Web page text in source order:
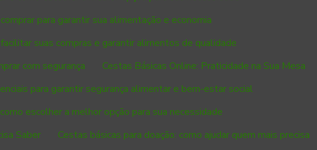
para garantir sua alimentação e economia
suas compras e garantir alimentos de qualidade
com segurança
Cestas Básicas Online: Praticidade na Sua Mesa
para garantir segurança alimentar e bem-estar social
escolher a melhor opção para sua necessidade
Saber
Cestas básicas para doação: como ajudar quem mais precisa